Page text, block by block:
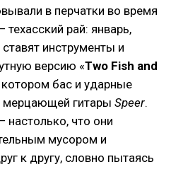
в перчатки во время
рай: январь,
инструменты и
версию «Two Fish and
котором бас и ударные
мерцающей гитары Speer.
что они
мусором и
к другу, словно пытаясь